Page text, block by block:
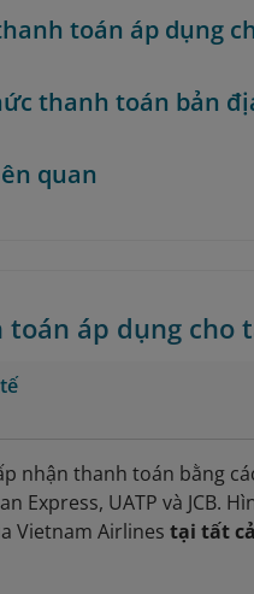
toán áp dụng
thanh toán bản
quan
áp dụng cho
nhận thanh toán bằng
Express, UATP và JCB.
Vietnam Airlinestại tất